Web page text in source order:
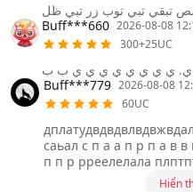
تبقي تبي توب زر تبي ظل
Buff***660 2026-08-08
300+25UC
ي ي ي ي ي ي ي ي ب ب
Buff***779 2026-08-08
60UC
саьал с п а а п р п а в
п п р рреелелала
Hiển